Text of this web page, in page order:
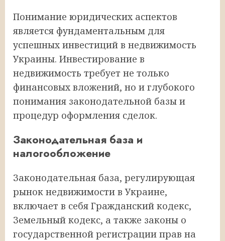
Понимание юридических аспектов
является фундаментальным для
успешных инвестиций в недвижимость
Украины. Инвестирование в
недвижимость требует не только
финансовых вложений, но и глубокого
понимания законодательной базы и
процедур оформления сделок.
Законодательная база и
налогообложение
Законодательная база, регулирующая
рынок недвижимости в Украине,
включает в себя Гражданский кодекс,
Земельный кодекс, а также законы о
государственной регистрации прав на